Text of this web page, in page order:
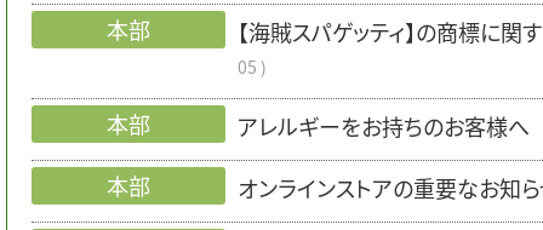
本部
【海賊スパゲッティ】の商標に関
05
本部
アレルギーをお持ちのお客様へ
本部
オンラインストアの重要なお知